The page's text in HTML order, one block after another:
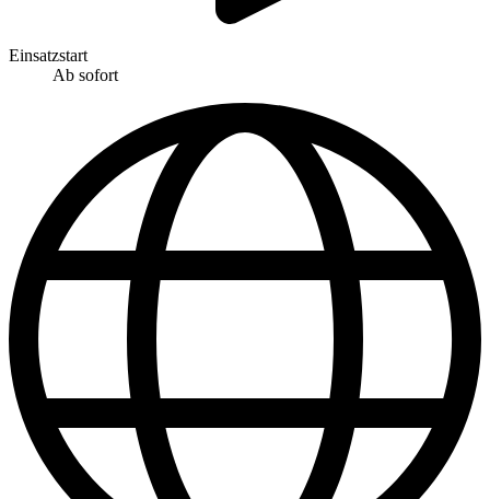
Einsatzstart
Ab sofort